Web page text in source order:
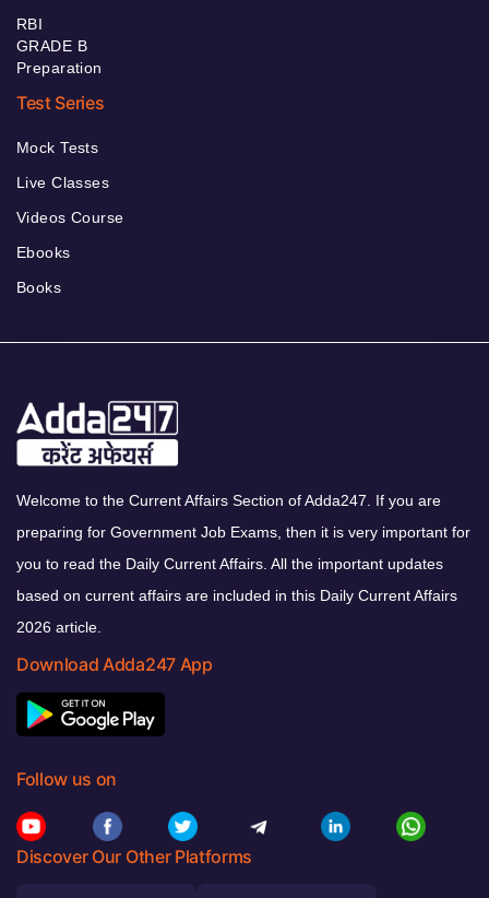
RBI
GRADE B
Preparation
Test Series
Mock Tests
Live Classes
Videos Course
Ebooks
Books
Welcome to the Current Affairs Section of Adda247. If you are
preparing for Government Job Exams, then it is very important for
you to read the Daily Current Affairs. All the important updates
based on current affairs are included in this Daily Current Affairs
2026 article.
Download Adda247 App
Follow us on
Discover Our Other Platforms